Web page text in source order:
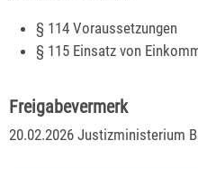
§ 114 Voraussetzungen
§ 115 Einsatz von
Freigabevermerk
20.02.2026 Justizministerium